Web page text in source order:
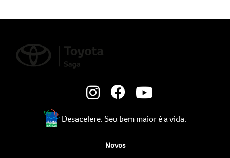
Desacelere. Seu bem maior é a vida.
Novos